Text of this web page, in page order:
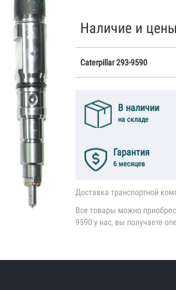
Наличие и цены
Caterpillar 293-9590
В наличии
на складе
Гарантия
6 месяцев
Доставка транспортной
Все товары можно
9590 у нас, вы получаете